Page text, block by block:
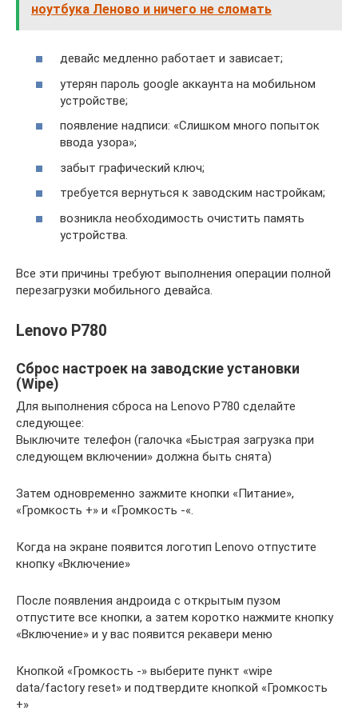
ноутбука Леново и ничего не сломать
девайс медленно работает и зависает;
утерян пароль google аккаунта на мобильном
устройстве;
появление надписи: «Слишком много попыток
ввода узора»;
забыт графический ключ;
требуется вернуться к заводским настройкам;
возникла необходимость очистить память
устройства.
Все эти причины требуют выполнения операции полной
перезагрузки мобильного девайса.
Lenovo P780
Сброс настроек на заводские установки
(Wipe)
Для выполнения сброса на Lenovo P780 сделайте
следующее:
Выключите телефон (галочка «Быстрая загрузка при
следующем включении» должна быть снята)
Затем одновременно зажмите кнопки «Питание»,
«Громкость +» и «Громкость -«.
Когда на экране появится логотип Lenovo отпустите
кнопку «Включение»
После появления андроида с открытым пузом
отпустите все кнопки, а затем коротко нажмите кнопку
«Включение» и у вас появится рекавери меню
Кнопкой «Громкость -» выберите пункт «wipe
data/factory reset» и подтвердите кнопкой «Громкость
+»